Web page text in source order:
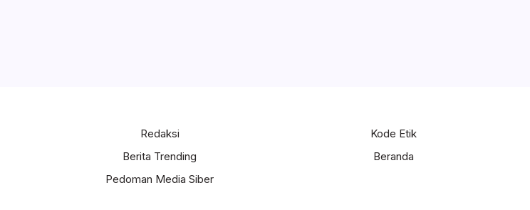
Redaksi
Berita Trending
Pedoman Media Siber
Kode Etik
Beranda